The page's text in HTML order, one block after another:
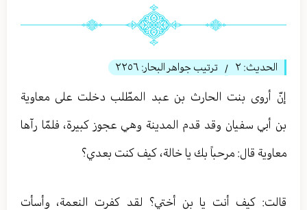
الحديث: ٢ / ترتيب جواهر البحار: ٢٢٥٦
إنّ أروى بنت الحارث بن عبد المطّلب دخلت على معاوية
بن أبي سفيان وقد قدم المدينة وهي عجوز كبيرة، فلمّا رآها
معاوية قال: مرحباً بك يا خالة، كيف كنت بعدي؟
قالت: كيف أنت يا بن أختي؟ لقد كفرت النعمة، وأسأت